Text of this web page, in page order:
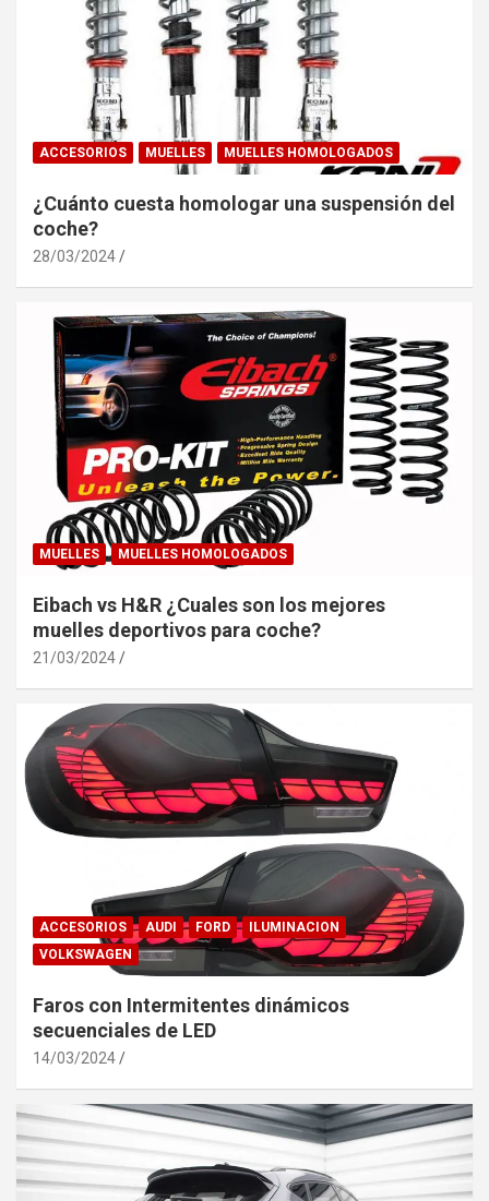
ACCESORIOS MUELLES MUELLES HOMOLOGADOS
¿Cuánto cuesta homologar una suspensión del
coche?
28/03/2024
MUELLES MUELLES HOMOLOGADOS
Eibach vs H&R ¿Cuales son los mejores
muelles deportivos para coche?
21/03/2024
ACCESORIOS AUDI FORD
ILUMINACION
VOLKSWAGEN
Faros con Intermitentes dinámicos
secuenciales de LED
14/03/2024